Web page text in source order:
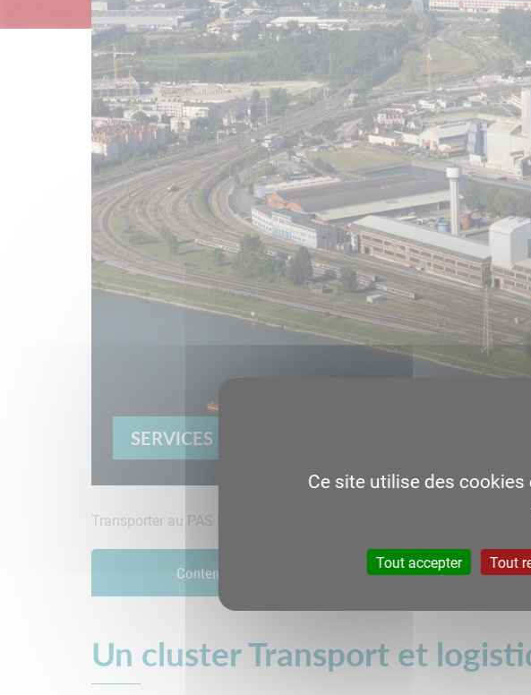
SERVICES PORTUAIRES
Transporter au PAS
Conteneurs Colis lourds
Un cluster Transport et
Ce site utilise des
Tout accepter Tout